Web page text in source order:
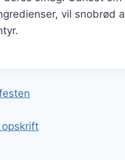
vil snobrød